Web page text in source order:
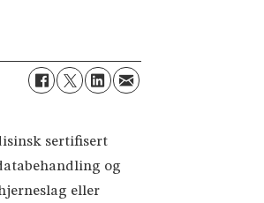
sertifisert
og
eller